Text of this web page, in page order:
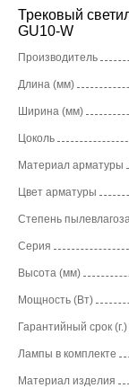
Трековый
GU10-W
Производитель
Длина (мм)
Ширина (мм)
Цоколь
Материал арматуры
Цвет арматуры
Степень
Серия
Высота (мм)
Мощность (Вт)
Гарантийный срок (г.)
Лампы в комплекте
Материал изделия